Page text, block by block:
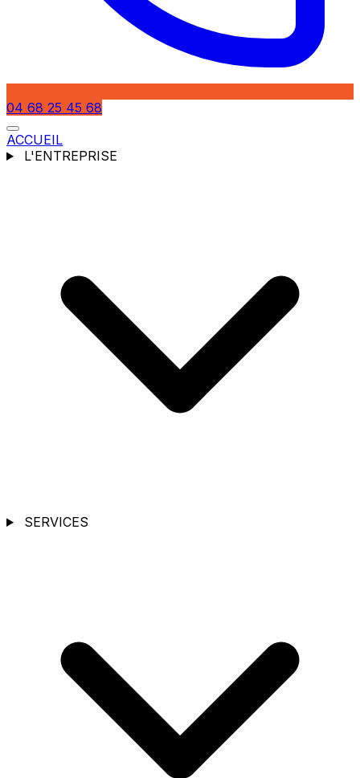
04 68 25 45 68
ACCUEIL
L'ENTREPRISE
SERVICES